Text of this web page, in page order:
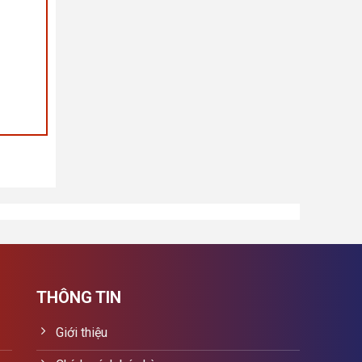
THÔNG TIN
Giới thiệu